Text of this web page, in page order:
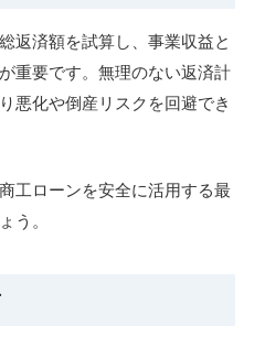
返済額を試算し、事業収益と
重要です。無理のない返済計
悪化や倒産リスクを回避でき
工ローンを安全に活用する最
う。